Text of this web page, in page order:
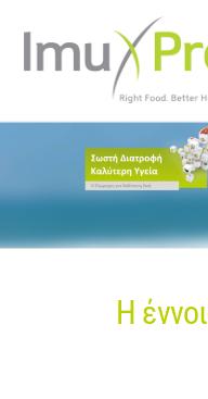
content
Η